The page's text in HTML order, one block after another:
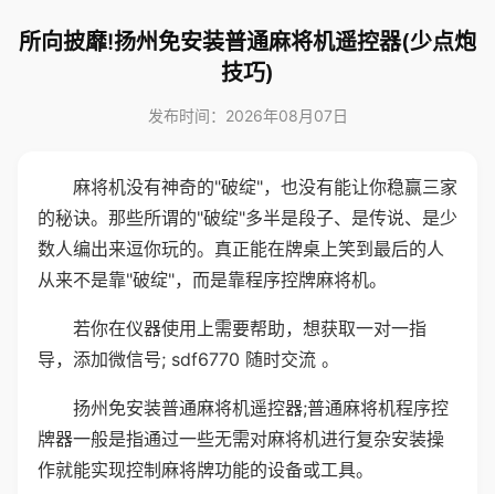
所向披靡!扬州免安装普通麻将机遥控器(少点炮
技巧)
发布时间：2026年08月07日
麻将机没有神奇的"破绽"，也没有能让你稳赢三家
的秘诀。那些所谓的"破绽"多半是段子、是传说、是少
数人编出来逗你玩的。真正能在牌桌上笑到最后的人
从来不是靠"破绽"，而是靠程序控牌麻将机。
若你在仪器使用上需要帮助，想获取一对一指
导，添加微信号; sdf6770 随时交流 。
扬州免安装普通麻将机遥控器;普通麻将机程序控
牌器一般是指通过一些无需对麻将机进行复杂安装操
作就能实现控制麻将牌功能的设备或工具。